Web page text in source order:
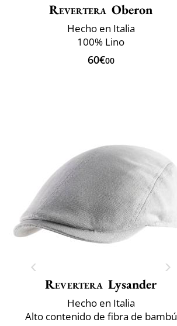
Revertera Oberon
Hecho en Italia
100% Lino
60€00
Revertera Lysander
Hecho en Italia
Alto contenido de fibra de bambú